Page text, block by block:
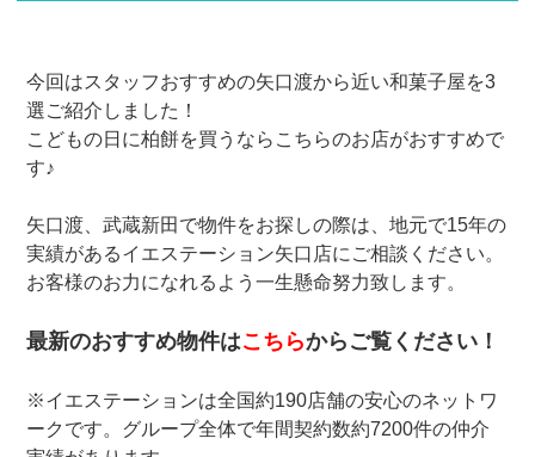
今回はスタッフおすすめの矢口渡から近い和菓子屋を3
選ご紹介しました！
こどもの日に柏餅を買うならこちらのお店がおすすめで
す♪
矢口渡、武蔵新田で物件をお探しの際は、地元で15年の
実績があるイエステーション矢口店にご相談ください。
お客様のお力になれるよう一生懸命努力致します。
最新のおすすめ物件はこちらからご覧ください！
※イエステーションは全国約190店舗の安心のネットワ
ークです。グループ全体で年間契約数約7200件の仲介